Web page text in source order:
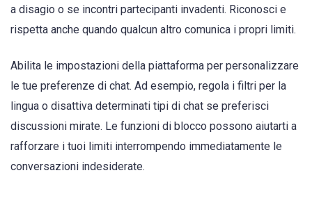
a disagio o se incontri partecipanti invadenti. Riconosci e
rispetta anche quando qualcun altro comunica i propri limiti.
Abilita le impostazioni della piattaforma per personalizzare
le tue preferenze di chat. Ad esempio, regola i filtri per la
lingua o disattiva determinati tipi di chat se preferisci
discussioni mirate. Le funzioni di blocco possono aiutarti a
rafforzare i tuoi limiti interrompendo immediatamente le
conversazioni indesiderate.